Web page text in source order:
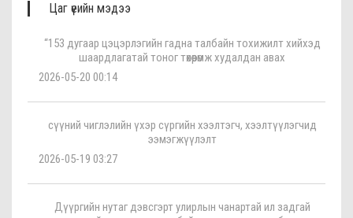
Цаг үеийн мэдээ
“153 дугаар цэцэрлэгийн гадна талбайн тохижилт хийхэд
шаардлагатай тоног төхөөрөмж худалдан авах
2026-05-20 00:14
сүүний чиглэлийн үхэр сүргийн хээлтэгч, хээлтүүлэгчид
ээмэгжүүлэлт
2026-05-19 03:27
Дүүргийн нутаг дэвсгэрт улирлын чанартай ил задгай